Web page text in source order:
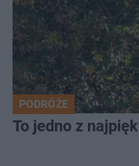
PODRÓŻE
To jedno z